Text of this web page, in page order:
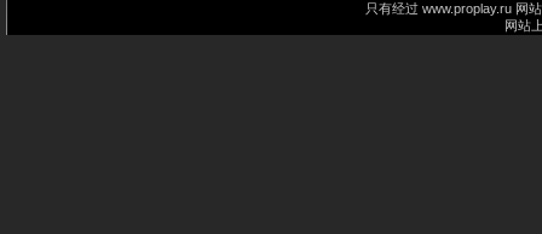
只有经过 www.proplay.ru 网
网站